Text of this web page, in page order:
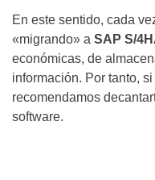
En este sentido, cada
«migrando» a SAP S/
económicas, de
información. Por tanto,
recomendamos
software.